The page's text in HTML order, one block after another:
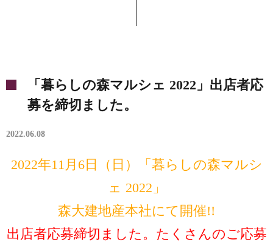
「暮らしの森マルシェ 2022」出店者応
募を締切ました。
2022.06.08
2022年11月6日（日）「暮らしの森マルシ
ェ 2022」
森大建地産本社にて開催!!
出店者応募締切ました。たくさんのご応募